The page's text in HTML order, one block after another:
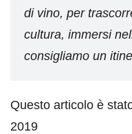
di vino, per
cultura, immersi
consigliamo un
Questo articolo è
2019